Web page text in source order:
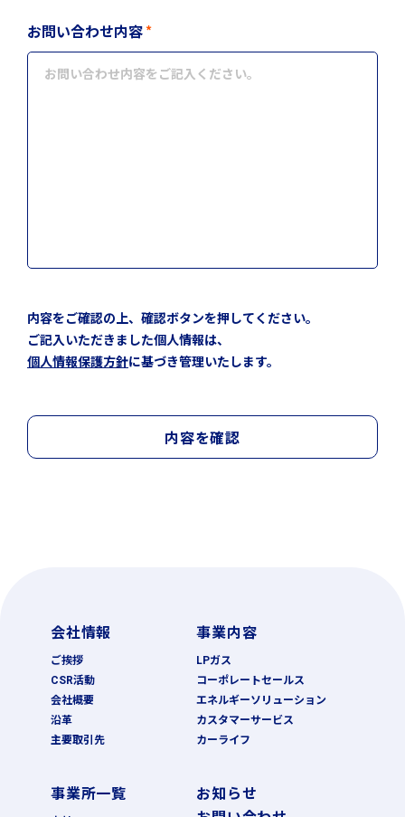
お問い合わせ内容*
内容をご確認の上、確認ボタンを押してください。
ご記入いただきました個人情報は、
個人情報保護方針に基づき管理いたします。
内容を確認
会社情報
ご挨拶
CSR活動
会社概要
沿革
主要取引先
事業内容
LPガス
コーポレートセールス
エネルギーソリューション
カスタマーサービス
カーライフ
事業所一覧
お知らせ